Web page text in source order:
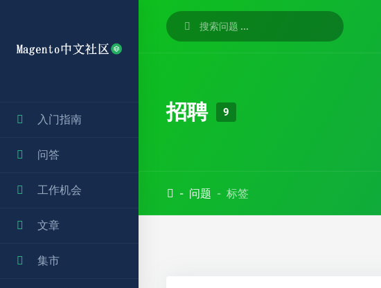
入门指南
问答
工作机会
文章
集市
招聘 9
问题 标签